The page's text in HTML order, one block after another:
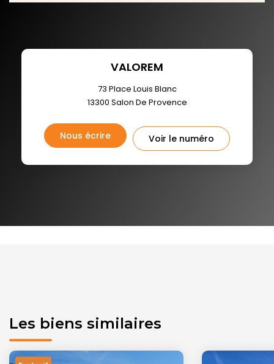
VALOREM
73 Place Louis Blanc
13300 Salon De Provence
Nous écrire Voir le numéro
Les biens similaires